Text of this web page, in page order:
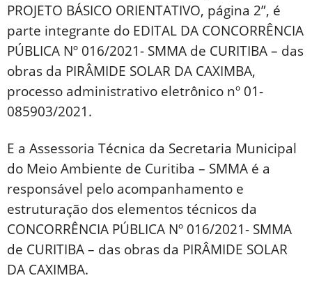
PROJETO BÁSICO ORIENTATIVO, página 2”, é
parte integrante do EDITAL DA CONCORRÊNCIA
PÚBLICA Nº 016/2021- SMMA de CURITIBA – das
obras da PIRÂMIDE SOLAR DA CAXIMBA,
processo administrativo eletrônico nº 01-
085903/2021.
E a Assessoria Técnica da Secretaria Municipal
do Meio Ambiente de Curitiba – SMMA é a
responsável pelo acompanhamento e
estruturação dos elementos técnicos da
CONCORRÊNCIA PÚBLICA Nº 016/2021- SMMA
de CURITIBA – das obras da PIRÂMIDE SOLAR
DA CAXIMBA.